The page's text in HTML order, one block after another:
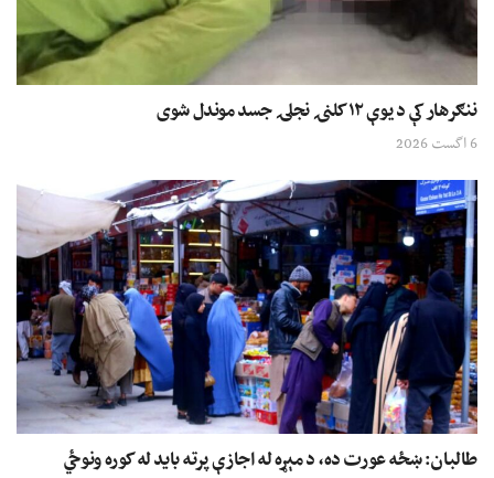
ننګرهار کې د یوې ۱۲ کلنۍ نجلۍ جسد موندل شوی
6 اگست 2026
طالبان: ښځه عورت ده، د مېړه له اجازې پرته باید له کوره ونوځي